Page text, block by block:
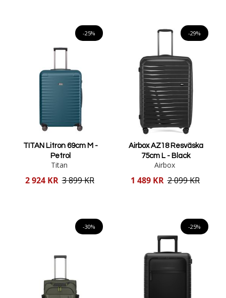
-25%
TITAN Litron 69cm M -
Petrol
Titan
Reducerat
2 924 KR 3 899 KR
-29%
Airbox AZ18 Resväska
75cm L - Black
Airbox
Reducerat
1 489 KR 2 099 KR
-30% -25%